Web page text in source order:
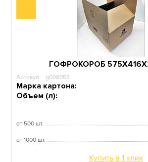
ГОФРОКОРОБ
Артикул: g008053
Марка картона:
Объем (л):
от 500 шт.
от 1000 шт.
Купить в 1 клик